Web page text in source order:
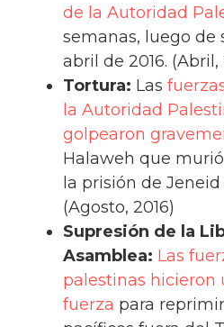
de la Autoridad
semanas, luego de
abril de 2016. (Abril,
Tortura: Las
la Autoridad
golpearon
Halaweh que
la prisión de Jeneid
(Agosto, 2016)
Supresión de la
Asamblea: Las
palestinas hicieron
fuerza para